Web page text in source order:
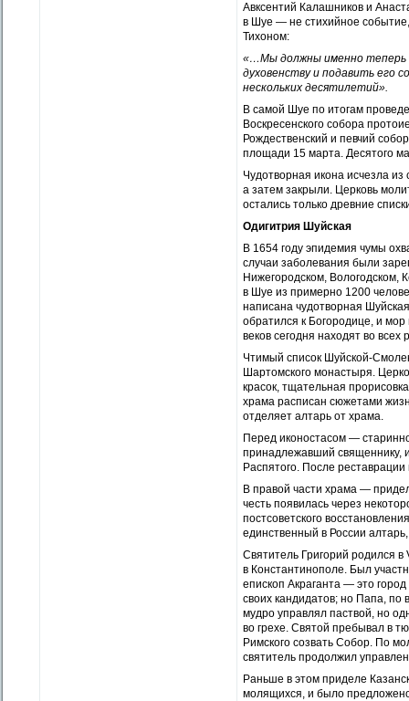
Авксентий Калашников и
в Шуе — не стихийное
Тихоном:
«…Мы должны именно теперь
духовенству и подавить его
нескольких десятилетий».
В самой Шуе по итогам
Воскресенского собора
Рождественский и певчий
площади 15 марта. Десятого
Чудотворная икона исчезла из
а затем закрыли. Церковь
остались только древние
Одигитрия Шуйская
В 1654 году эпидемия чумы
случаи заболевания были
Нижегородском, Вологодском,
в Шуе из примерно 1200
написана чудотворная
обратился к Богородице, и
веков сегодня находят во
Чтимый список Шуйской-
Шартомского монастыря.
красок, тщательная
храма расписан сюжетами
отделяет алтарь от храма.
Перед иконостасом —
принадлежавший священнику,
Распятого. После
В правой части храма —
честь появилась через
постсоветского
единственный в России
Святитель Григорий родился
в Константинополе. Был
епископ Акраганта — это
своих кандидатов; но Папа, по
мудро управлял паствой, но
во грехе. Святой пребывал в
Римского созвать Собор. По
святитель продолжил
Раньше в этом приделе
молящихся, и было